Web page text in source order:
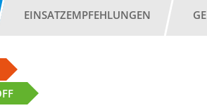
EINSATZEMPFEHLUNGEN